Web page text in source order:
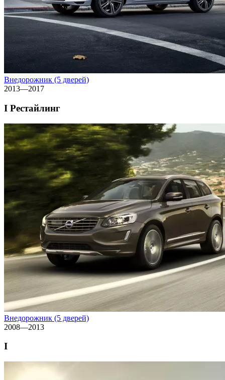
Внедорожник (5 дверей)
2013—2017
I Рестайлинг
Внедорожник (5 дверей)
2008—2013
I